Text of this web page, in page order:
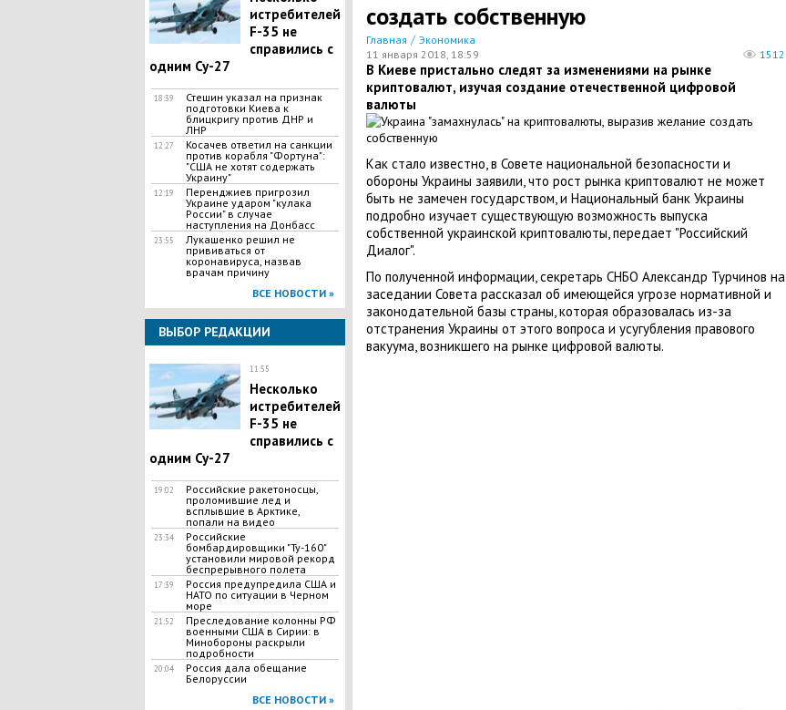
истребителей
F-35 не
справились с
одним Су-27
18:39
Стешин указал на признак
подготовки Киева к
блицкригу против ДНР и
ЛНР
12:27
​Косачев ответил на санкции
против корабля "Фортуна":
"США не хотят содержать
Украину"
12:19
Перенджиев пригрозил
Украине ударом "кулака
России" в случае
наступления на Донбасс
23:55
Лукашенко решил не
прививаться от
коронавируса, назвав
врачам причину
ВСЕ НОВОСТИ »
ВЫБОР РЕДАКЦИИ
11:55
Несколько
истребителей
F-35 не
справились с
одним Су-27
19:02
Российские ракетоносцы,
проломившие лед и
всплывшие в Арктике,
попали на видео
23:34
Российские
бомбардировщики "Ту-160"
установили мировой рекорд
беспрерывного полета
17:39
Россия предупредила США и
НАТО по ситуации в Черном
море
21:52
Преследование колонны РФ
военными США в Сирии: в
Минобороны раскрыли
подробности
20:04
Россия дала обещание
Белоруссии
ВСЕ НОВОСТИ »
создать собственную
Главная / Экономика
11 января 2018, 18:59
1512
В Киеве пристально следят за изменениями на рынке
криптовалют, изучая создание отечественной цифровой
валюты
Как стало известно, в Совете национальной безопасности и
обороны Украины заявили, что рост рынка криптовалют не может
быть не замечен государством, и Национальный банк Украины
подробно изучает существующую возможность выпуска
собственной украинской криптовалюты, передает "Российский
Диалог".
По полученной информации, секретарь СНБО Александр Турчинов на
заседании Совета рассказал об имеющейся угрозе нормативной и
законодательной базы страны, которая образовалась из-за
отстранения Украины от этого вопроса и усугубления правового
вакуума, возникшего на рынке цифровой валюты.